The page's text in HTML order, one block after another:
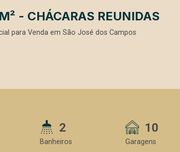
- CHÁCARAS REUNIDAS
para Venda em São José dos Campos
2
Banheiros
10
Garagens